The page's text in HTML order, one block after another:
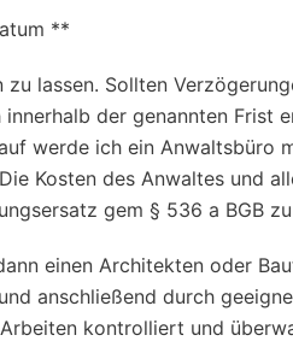
**
zu lassen. Sollten
der genannten Frist
werde ich ein Anwaltsbüro
Kosten des Anwaltes und
gem § 536 a BGB
einen Architekten oder
anschließend durch
kontrolliert und